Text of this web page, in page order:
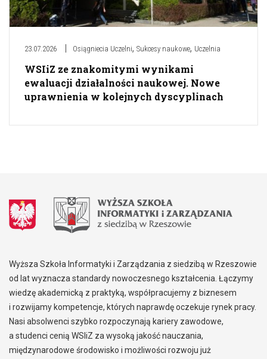
23.07.2026 Osiągniecia Uczelni, Sukcesy naukowe, Uczelnia
WSIiZ ze znakomitymi wynikami
ewaluacji działalności naukowej. Nowe
uprawnienia w kolejnych dyscyplinach
Wyższa Szkoła Informatyki i Zarządzania z siedzibą w Rzeszowie
od lat wyznacza standardy nowoczesnego kształcenia. Łączymy
wiedzę akademicką z praktyką, współpracujemy z biznesem
i rozwijamy kompetencje, których naprawdę oczekuje rynek pracy.
Nasi absolwenci szybko rozpoczynają kariery zawodowe,
a studenci cenią WSIiZ za wysoką jakość nauczania,
międzynarodowe środowisko i możliwości rozwoju już